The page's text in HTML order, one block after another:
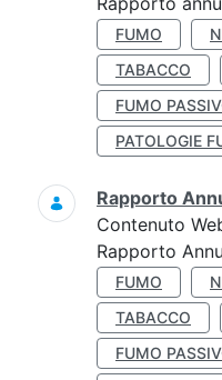
FUMO
TABACCO
FUMO
PATOLOGIE
Rapporto
Contenuto
Rapporto
FUMO
TABACCO
FUMO